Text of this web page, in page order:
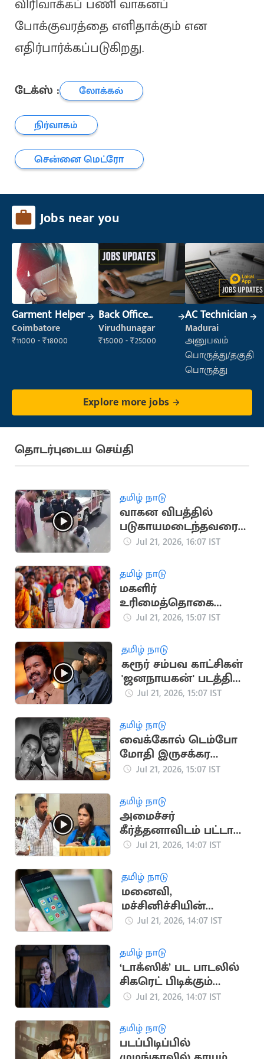
விரிவாக்கப் பணி வாகனப்
போக்குவரத்தை எளிதாக்கும் என
எதிர்பார்க்கப்படுகிறது.
டேக்ஸ் :
லோக்கல்
நிர்வாகம்
சென்னை மெட்ரோ
Jobs near you
Garment Helper
Coimbatore
₹11000 - ₹18000
Back Office
Executive
(Administration)
Virudhunagar
₹15000 - ₹25000
AC Technician
Madurai
அனுபவம்
பொருத்து/தகுதி
பொருத்து
Explore more jobs
தொடர்புடைய செய்தி
தமிழ் நாடு
வாகன விபத்தில்
படுகாயமடைந்தவரை
மீட்டு
சேர்த்த தவெக MLA
Jul 21, 2026, 16:07 IST
தமிழ் நாடு
மகளிர்
உரிமைத்தொகை
உயர்கிறதா? புதிய
பெறத் திட்டம்
Jul 21, 2026, 15:07 IST
தமிழ் நாடு
கரூர் சம்பவ காட்சிகள்
'ஜனநாயகன்' படத்தில்
பயன்படுத்தப்பட்டதா?
Jul 21, 2026, 15:07 IST
தமிழ் நாடு
வைக்கோல் டெம்போ
மோதி இருசக்கர
வாகனத்தில் சென்ற
Jul 21, 2026, 15:07 IST
தமிழ் நாடு
அமைச்சர்
கீர்த்தனாவிடம் பட்டாசு
உற்பத்தியாளர்
Jul 21, 2026, 14:07 IST
தமிழ் நாடு
மனைவி,
மச்சினிச்சியின்
புகைப்படங்களை
கணவன்
Jul 21, 2026, 14:07 IST
தமிழ் நாடு
‘டாக்ஸிக்’ பட பாடலில்
சிகரெட் பிடிக்கும்
நயன்தாரா: சமூக
வைரல்
Jul 21, 2026, 14:07 IST
தமிழ் நாடு
படப்பிடிப்பில்